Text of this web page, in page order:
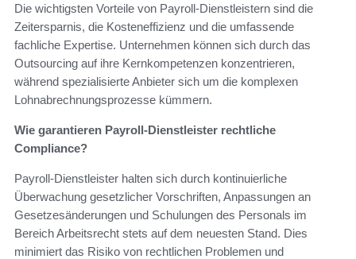
Die wichtigsten Vorteile von Payroll-Dienstleistern sind die
Zeitersparnis, die Kosteneffizienz und die umfassende
fachliche Expertise. Unternehmen können sich durch das
Outsourcing auf ihre Kernkompetenzen konzentrieren,
während spezialisierte Anbieter sich um die komplexen
Lohnabrechnungsprozesse kümmern.
Wie garantieren Payroll-Dienstleister rechtliche
Compliance?
Payroll-Dienstleister halten sich durch kontinuierliche
Überwachung gesetzlicher Vorschriften, Anpassungen an
Gesetzesänderungen und Schulungen des Personals im
Bereich Arbeitsrecht stets auf dem neuesten Stand. Dies
minimiert das Risiko von rechtlichen Problemen und